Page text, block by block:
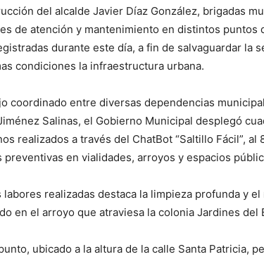
del alcalde Javier Díaz González, brigadas
de atención y mantenimiento en distintos puntos
durante este día, a fin de salvaguardar la
condiciones la infraestructura urbana.
coordinado entre diversas dependencias
Salinas, el Gobierno Municipal desplegó
realizados a través del ChatBot “Saltillo Fácil”,
preventivas en vialidades, arroyos y espacios
labores realizadas destaca la limpieza profunda y
en el arroyo que atraviesa la colonia Jardines del
ubicado a la altura de la calle Santa Patricia,